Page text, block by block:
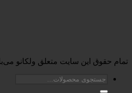
تمام حقوق این سایت متعلق ولکانو
جستجو